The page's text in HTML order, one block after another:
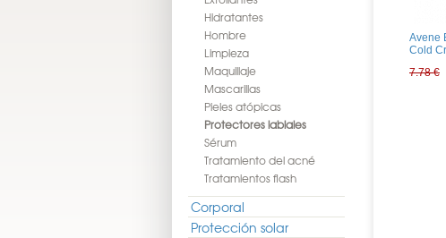
Hidratantes
Hombre
Limpieza
Maquillaje
Mascarillas
Pieles atópicas
Protectores labiales
Sérum
Tratamiento del acné
Tratamientos flash
Corporal
Protección solar
Avene
Cold
7.78 €